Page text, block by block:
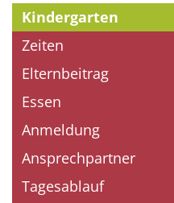
Kindergarten
Zeiten
Elternbeitrag
Essen
Anmeldung
Ansprechpartner
Tagesablauf